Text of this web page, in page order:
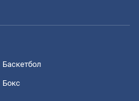
Баскетбол
Бокс